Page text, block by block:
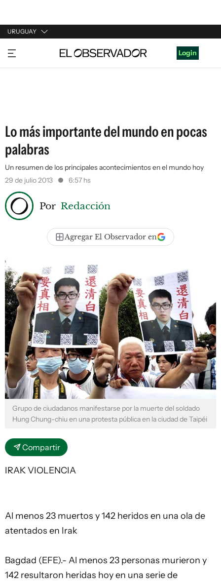
URUGUAY
URUGUAY
ARGENTINA
Login
Lo más importante del mundo en pocas
palabras
Un resumen de los principales acontecimientos en el mundo hoy
29 de julio 2013
6:57 hs
Por Redacción
Agregar El Observador en
Grupo de ciudadanos manifestarse por la muerte del soldado
Hung Chung-chiu en una protesta pública en la ciudad de Taipéi
Compartir
IRAK VIOLENCIA
Al menos 23 muertos y 142 heridos en una ola de
atentados en Irak
Bagdad (EFE).- Al menos 23 personas murieron y
142 resultaron heridas hoy en una serie de